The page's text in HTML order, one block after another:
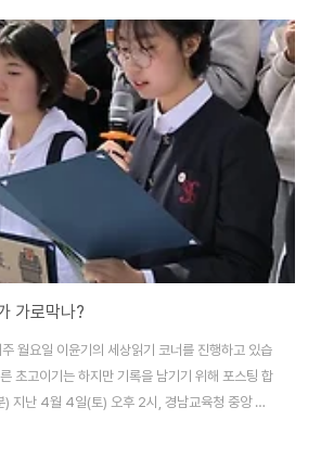
인 것 같습니다. 오늘은 마산, 창원, 진해시로 되돌
함께 생각해보겠습니다. 우선 과거 사례부터 한
7월 1일자로 통합창원시가 출범한 이후, 마산, 창
나온 것은 이번이 처음은 아닙니다. 다음 해인
가로막나?
월요일 이윤기의 세상읽기 코너를 진행하고 있습
초고이기는 하지만 기록을 남기기 위해 포스팅 합
지난 4월 4일(토) 오후 2시, 경남교육청 중앙 현
활동하는 40여 명의 청소년YMCA 대표들이 모